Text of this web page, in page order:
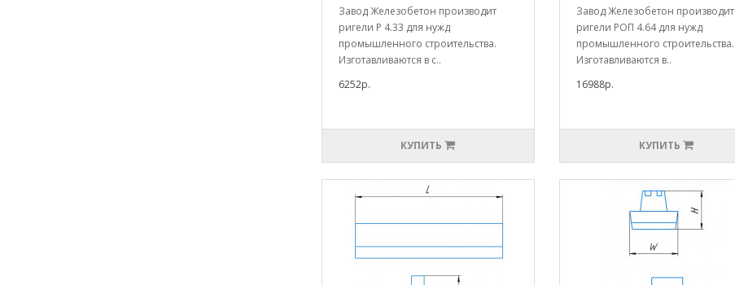
Завод Железобетон производит
ригели Р 4.33 для нужд
промышленного строительства.
Изготавливаются в с..
6252р.
КУПИТЬ
Завод Железобетон производит
ригели РОП 4.64 для нужд
промышленного строительства.
Изготавливаются в..
16988р.
КУПИТЬ